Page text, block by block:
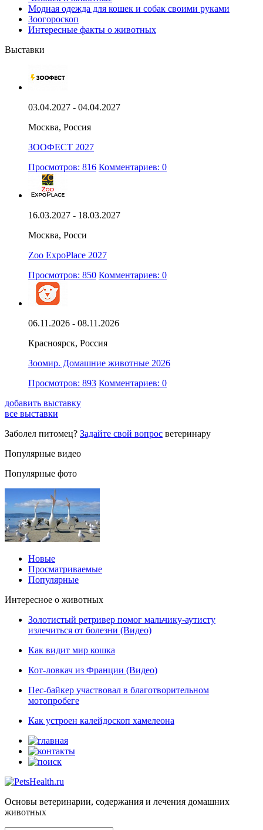
Модная одежда для кошек и собак своими руками
Зоогороскоп
Интересные факты о животных
Выставки
03.04.2027 - 04.04.2027
Москва, Россия
ЗООФЕСТ 2027
Просмотров: 816 Комментариев: 0
16.03.2027 - 18.03.2027
Москва, Росси
Zoo ExpoPlace 2027
Просмотров: 850 Комментариев: 0
06.11.2026 - 08.11.2026
Красноярск, Россия
Зоомир. Домашние животные 2026
Просмотров: 893 Комментариев: 0
добавить выставку
все выставки
Заболел питомец? Задайте свой вопрос ветеринару
Популярные видео
Популярные фото
Новые
Просматриваемые
Популярные
Интересное о животных
Золотистый ретривер помог мальчику-аутисту
излечиться от болезни (Видео)
Как видит мир кошка
Кот-ловкач из Франции (Видео)
Пес-байкер участвовал в благотворительном
мотопробеге
Как устроен калейдоскоп хамелеона
Основы ветеринарии, содержания и лечения домашних
животных